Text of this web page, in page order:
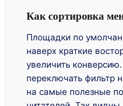
Как сортировка
Площадки по
наверх краткие
увеличить
переключать фильтр
на самые полезные